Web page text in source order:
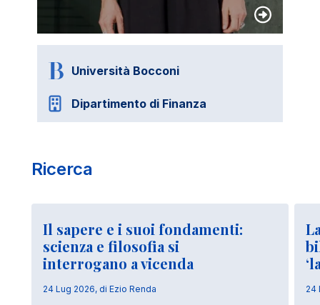
Università Bocconi
Dipartimento di Finanza
Ricerca
Il sapere e i suoi fondamenti:
scienza e filosofia si
interrogano a vicenda
24 Lug 2026, di Ezio Renda 24